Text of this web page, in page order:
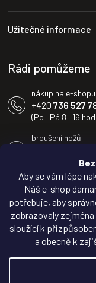
Aby se vám lépe
Náš e-shop
potřebuje, aby
zobrazovaly
sloužící k
a obecně k
Užitečné informace
Rádi pomůžeme
nákup na e-shopu
+420 736 527
(Po—Pá 8—16
broušení nožů
(Po—Pá 8—16
Sledujte novinky
Facebooku
Inspirujte se na
Instagramu